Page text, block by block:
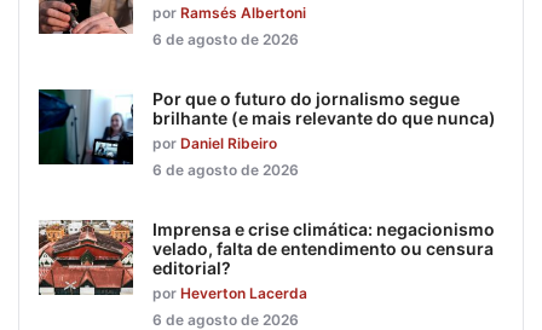
por Ramsés Albertoni
6 de agosto de 2026
Por que o futuro do jornalismo segue
brilhante (e mais relevante do que nunca)
por Daniel Ribeiro
6 de agosto de 2026
Imprensa e crise climática: negacionismo
velado, falta de entendimento ou censura
editorial?
por Heverton Lacerda
6 de agosto de 2026